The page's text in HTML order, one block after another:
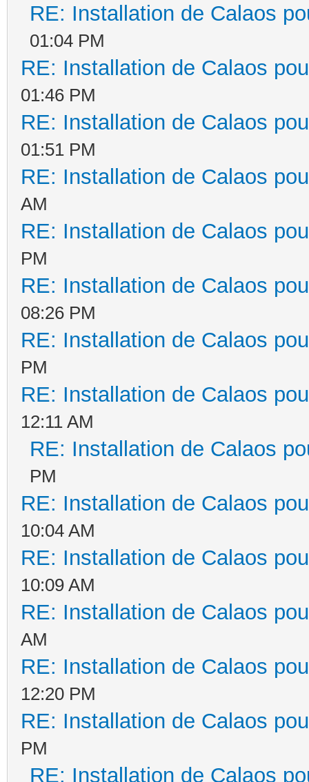
RE: Installation de Calaos
01:04 PM
RE: Installation de Calaos
01:46 PM
RE: Installation de Calaos
01:51 PM
RE: Installation de Calaos
AM
RE: Installation de Calaos
PM
RE: Installation de Calaos
08:26 PM
RE: Installation de Calaos
PM
RE: Installation de Calaos
12:11 AM
RE: Installation de Calaos
PM
RE: Installation de Calaos
10:04 AM
RE: Installation de Calaos
10:09 AM
RE: Installation de Calaos
AM
RE: Installation de Calaos
12:20 PM
RE: Installation de Calaos
PM
RE: Installation de Calaos